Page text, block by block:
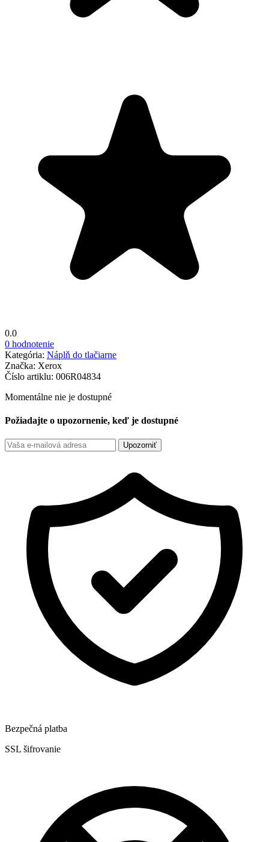
0.0
0 hodnotenie
Kategória: Náplň do tlačiarne
Značka: Xerox
Číslo artiklu: 006R04834
Momentálne nie je dostupné
Požiadajte o upozornenie, keď je dostupné
Upozorniť
Bezpečná platba
SSL šifrovanie